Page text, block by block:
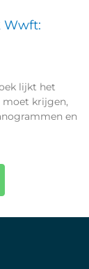
Wwft:
lijkt het
moet krijgen,
en